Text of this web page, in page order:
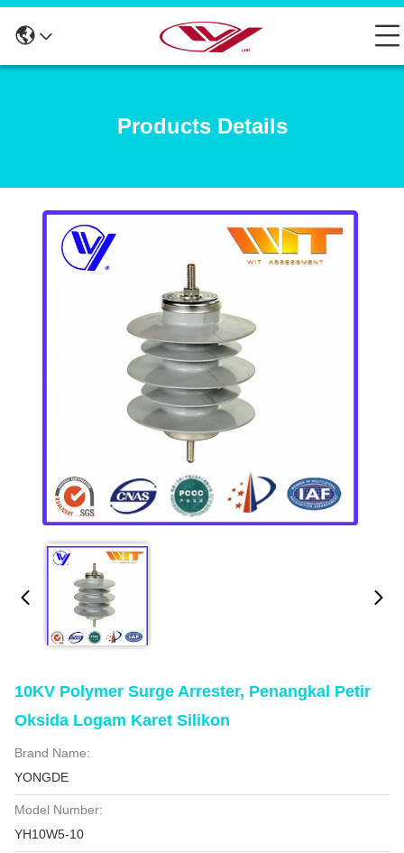
Products Details
10KV Polymer Surge Arrester, Penangkal Petir
Oksida Logam Karet Silikon
Brand Name:
YONGDE
Model Number:
YH10W5-10